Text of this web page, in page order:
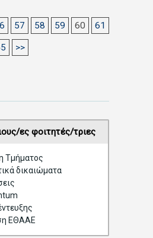
57 58 59 60 61
>>
ες φοιτητές/τριες
Τμήματος
δικαιώματα
ΕΘΑΑΕ